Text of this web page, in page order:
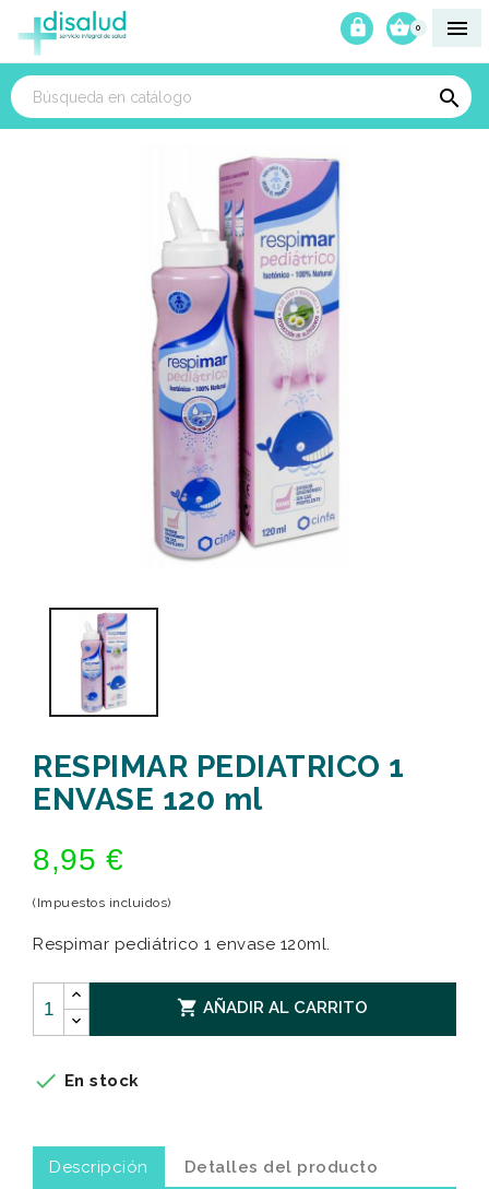

0



RESPIMAR PEDIATRICO 1
ENVASE 120 ml
8,95 €
(Impuestos incluidos)
Respimar pediátrico 1 envase 120ml.
 AÑADIR AL CARRITO
 En stock
Descripción Detalles del producto